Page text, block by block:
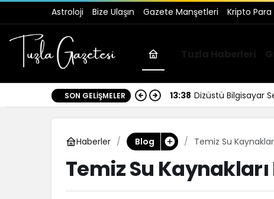
Astroloji Bize Ulaşın Gazete Manşetleri Kripto Para
SON GELIŞMELER
Haberler Blog Temiz Su
Temiz Su